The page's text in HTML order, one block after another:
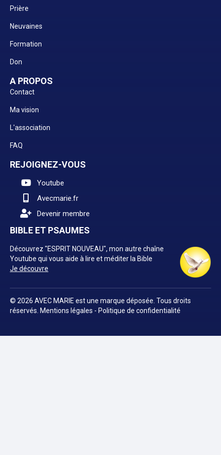
Prière
Neuvaines
Formation
Don
A PROPOS
Contact
Ma vision
L'association
FAQ
REJOIGNEZ-VOUS
Youtube
Avecmarie.fr
Devenir membre
BIBLE ET PSAUMES
Découvrez "ESPRIT NOUVEAU", mon autre chaîne
Youtube qui vous aide à lire et méditer la Bible
Je découvre
© 2026 AVEC MARIE est une marque déposée. Tous droits
réservés. Mentions légales - Politique de confidentialité